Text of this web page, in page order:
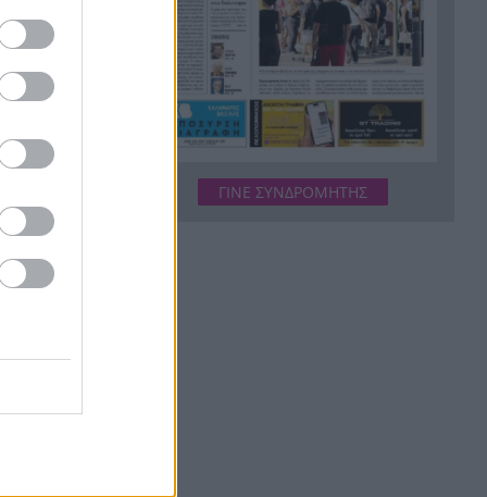
και
με τα
η
Παραγγελίες για τα πάντα: Τα
εκατομμύρια πίσω από τη νέα
εποχή του delivery
15:53 Δεν μπορούσε να περπατήσει –
Η απίθανη πατέντα με Hot
Gelato σε κίνηση
ΓΙΝΕ ΣΥΝΔΡΟΜΗΤΗΣ